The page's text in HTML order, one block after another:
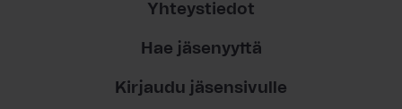
Yhteystiedot
Hae jäsenyyttä
Kirjaudu jäsensivulle